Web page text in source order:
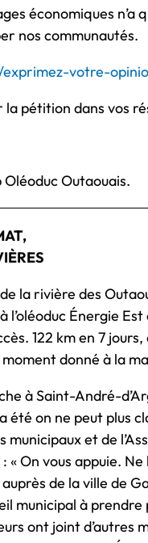
économiques
nos communautés.
votre-
la pétition dans vos
Outaouais.
la rivière des
Énergie Est
122 km en 7 jours,
donné à la
à Saint-André-
été on ne peut plus
municipaux et de
On vous appuie.
de la ville de
municipal à
ont joint